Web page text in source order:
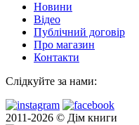
Новини
Відео
Публічний договір
Про магазин
Контакти
Слідкуйте за нами:
2011-2026 © Дім книги